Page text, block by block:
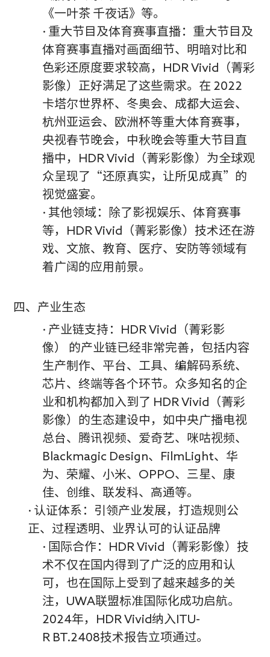
《一叶茶 千夜话》等。
· 重大节目及体育赛事直播：重大节目及
体育赛事直播对画面细节、明暗对比和
色彩还原度要求较高，HDR Vivid（菁彩
影像）正好满足了这些需求。在 2022
卡塔尔世界杯、冬奥会、成都大运会、
杭州亚运会、欧洲杯等重大体育赛事，
央视春节晚会，中秋晚会等重大节目直
播中，HDR Vivid（菁彩影像）为全球观
众呈现了“还原真实，让所见成真”的
视觉盛宴。
· 其他领域：除了影视娱乐、体育赛事
等，HDR Vivid（菁彩影像）技术还在游
戏、文旅、教育、医疗、安防等领域有
着广阔的应用前景。
四、产业生态
· 产业链支持：HDR Vivid（菁彩影
像） 的产业链已经非常完善，包括内容
生产制作、平台、工具、编解码系统、
芯片、终端等各个环节。众多知名的企
业和机构都加入到了 HDR Vivid（菁彩
影像）的生态建设中，如中央广播电视
总台、腾讯视频、爱奇艺、咪咕视频、
Blackmagic Design、FilmLight、华
为、荣耀、小米、OPPO、三星、康
佳、创维、联发科、高通等。
· 认证体系：引领产业发展，打造规则公
正、过程透明、业界认可的认证品牌
· 国际合作：HDR Vivid（菁彩影像）技
术不仅在国内得到了广泛的应用和认
可，也在国际上受到了越来越多的关
注，UWA联盟标准国际化成功启航。
2024年，HDR Vivid纳入ITU-
R BT.2408技术报告立项通过。